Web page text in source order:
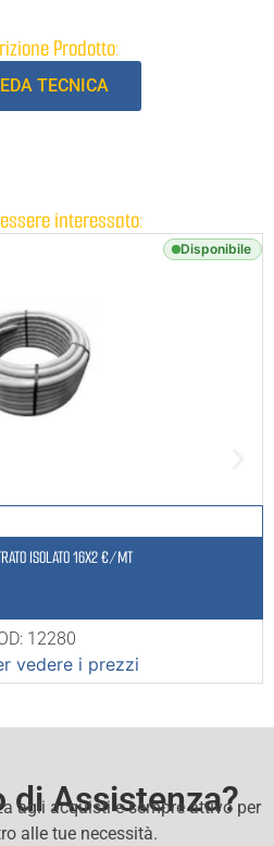
Prodotto:
TECNICA
interessato:
Disponibile
ISOLATO 16X2 €/MT
12280
vedere i prezzi
di Assistenza?
agli acquisti e sempre attivo per
alle tue necessità.